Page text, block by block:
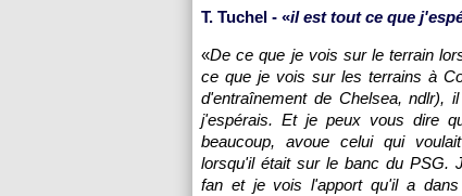
T. Tuchel - «il est tout ce que
«De ce que je vois sur le terrain
ce que je vois sur les terrains à
d'entraînement de Chelsea, ndlr),
j'espérais. Et je peux vous dire
beaucoup, avoue celui qui
lorsqu'il était sur le banc du PSG.
fan et je vois l'apport qu'il a dans